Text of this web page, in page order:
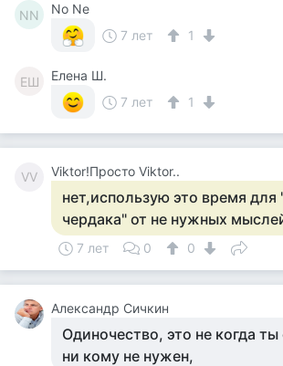
NN
No Ne
7 лет
1
ЕШ
Елена Ш.
7 лет
1
VV Viktor!Просто Viktor..
нет,использую это время для
чердака" от не нужных
7 лет 0 0
Александр Сичкин
Одиночество, это не когда
ни кому не нужен,